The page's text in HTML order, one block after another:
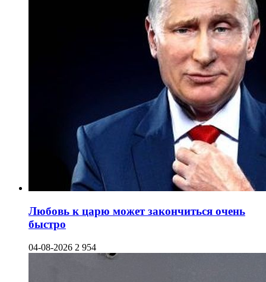
Любовь к царю может закончиться очень
быстро
04-08-2026 2 954